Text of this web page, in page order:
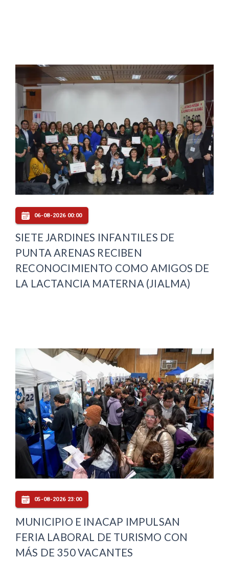
06-08-2026 00:00
SIETE JARDINES INFANTILES DE
PUNTA ARENAS RECIBEN
RECONOCIMIENTO COMO AMIGOS DE
LA LACTANCIA MATERNA (JIALMA)
05-08-2026 23:00
MUNICIPIO E INACAP IMPULSAN
FERIA LABORAL DE TURISMO CON
MÁS DE 350 VACANTES